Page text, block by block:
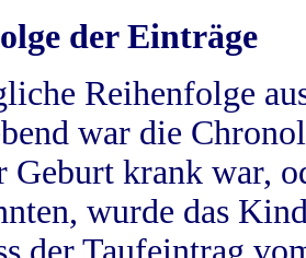
der Einträge
Reihenfolge
war die
Geburt krank war,
wurde das